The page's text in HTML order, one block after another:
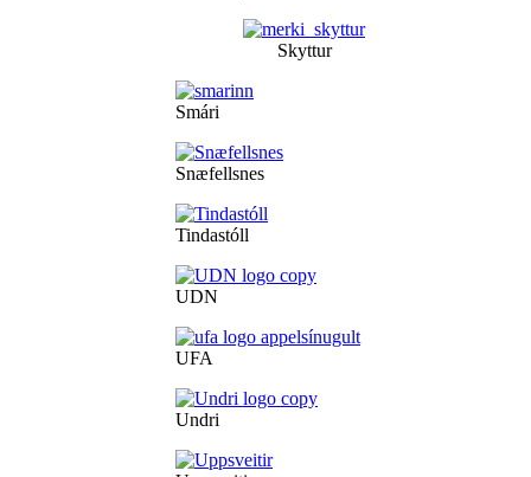
Skyttur
Smári
Snæfellsnes
Tindastóll
UDN
UFA
Undri